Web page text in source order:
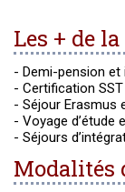
Les + de
- Demi-pension et
- Certification
- Séjour Erasmus
- Voyage d’étude
- Séjours
Modalités